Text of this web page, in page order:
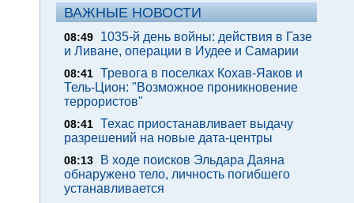
ВАЖНЫЕ НОВОСТИ
08:49
1035-й день войны: действия в Газе
и Ливане, операции в Иудее и Самарии
08:41 Тревога в поселках Кохав-Яаков и
Тель-Цион: "Возможное проникновение
террористов"
08:41 Техас приостанавливает выдачу
разрешений на новые дата-центры
08:13
В ходе поисков Эльдара Даяна
обнаружено тело, личность погибшего
устанавливается